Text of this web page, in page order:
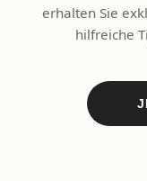
erhalten Sie
hilfreiche